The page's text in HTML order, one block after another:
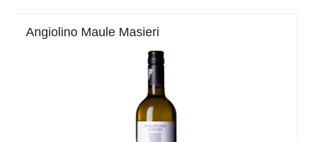
Angiolino Maule Masieri